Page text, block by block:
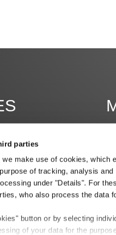
parties
make use of cookies, which
of tracking, analysis
under "Details". For
who also process the data
button or by selecting
of your data for the